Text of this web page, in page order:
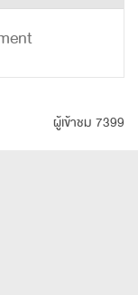
ผู้เข้าชม 7399